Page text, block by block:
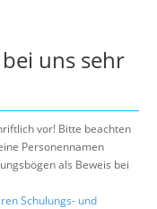
uns sehr
vor! Bitte beachten
Personennamen
als Beweis bei
Schulungs- und